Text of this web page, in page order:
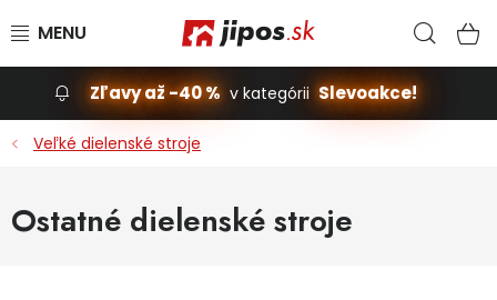
Slevoakce
Zľavy až -40 % v kategórii Slevoakce!
Veľké dielenské stroje
Ostatné dielenské stroje